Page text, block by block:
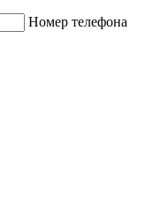
Номер телефона